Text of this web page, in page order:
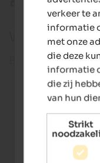
Val Venosta
Webcam in
Bekijk onze
verkeer te
informatie
met onze
die deze
informatie
die zij
van hun
Strikt